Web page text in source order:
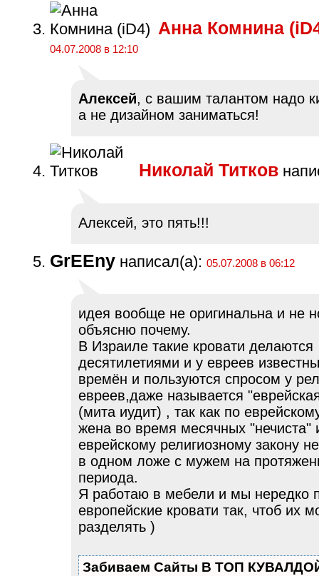
Анна Комнина
04.07.2008 в 12:10
Алексей, с вашим талантом надо
а не дизайном заниматься!
Николай Титков
Алексей, это пять!!!
GrEEny написал(а): 05.07.2008 в 06:12
идея вообще не оригинальна и не
объясню почему.
В Израиле такие кровати делаются
десятилетиями и у евреев
времён и пользуются спросом у
евреев,даже называется
(мита иудит) , так как по
жена во время месячных "нечиста"
еврейскому религиозному закону
в одном ложе с мужем на
периода.
Я работаю в мебели и мы нередко
европейские кровати так, чтоб их
разделять )
Забиваем Сайты В ТОП